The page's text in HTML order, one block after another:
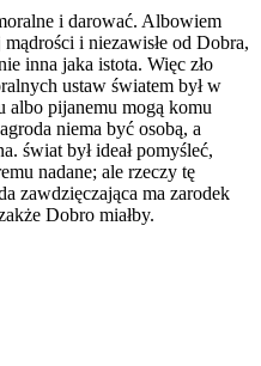
i darować. Albowiem
i niezawisłe od Dobra,
inna jaka istota. Więc zło
ustaw światem był w
albo pijanemu mogą komu
niema być osobą, a
świat był ideał pomyśleć,
nadane; ale rzeczy tę
zawdzięczająca ma zarodek
Dobro miałby.